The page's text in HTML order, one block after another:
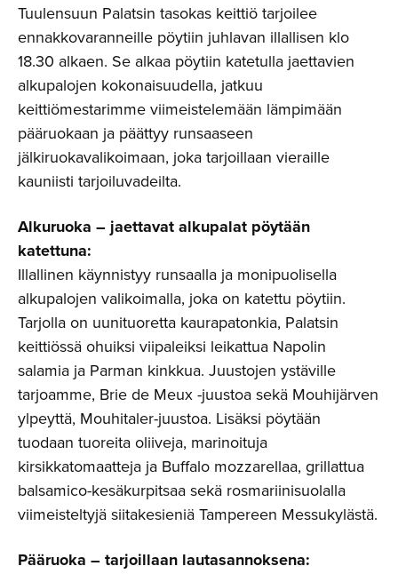
Tuulensuun Palatsin tasokas keittiö tarjoilee
ennakkovaranneille pöytiin juhlavan illallisen klo
18.30 alkaen. Se alkaa pöytiin katetulla jaettavien
alkupalojen kokonaisuudella, jatkuu
keittiömestarimme viimeistelemään lämpimään
pääruokaan ja päättyy runsaaseen
jälkiruokavalikoimaan, joka tarjoillaan vieraille
kauniisti tarjoiluvadeilta.
Alkuruoka – jaettavat alkupalat pöytään
katettuna:
Illallinen käynnistyy runsaalla ja monipuolisella
alkupalojen valikoimalla, joka on katettu pöytiin.
Tarjolla on uunituoretta kaurapatonkia, Palatsin
keittiössä ohuiksi viipaleiksi leikattua Napolin
salamia ja Parman kinkkua. Juustojen ystäville
tarjoamme, Brie de Meux -juustoa sekä Mouhijärven
ylpeyttä, Mouhitaler-juustoa. Lisäksi pöytään
tuodaan tuoreita oliiveja, marinoituja
kirsikkatomaatteja ja Buffalo mozzarellaa, grillattua
balsamico-kesäkurpitsaa sekä rosmariinisuolalla
viimeisteltyjä siitakesieniä Tampereen Messukylästä.
Pääruoka – tarjoillaan lautasannoksena: